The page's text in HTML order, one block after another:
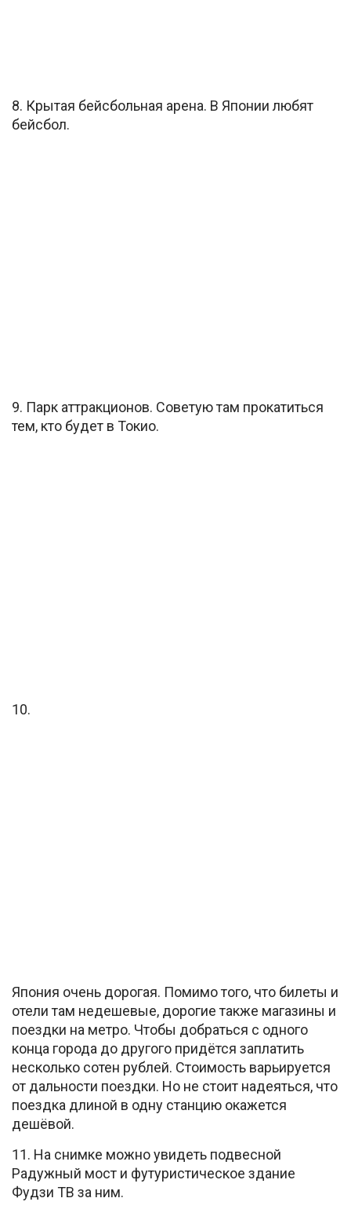
8. Крытая бейсбольная арена. В Японии любят
бейсбол.
9. Парк аттракционов. Советую там прокатиться
тем, кто будет в Токио.
10.
Япония очень дорогая. Помимо того, что билеты и
отели там недешевые, дорогие также магазины и
поездки на метро. Чтобы добраться с одного
конца города до другого придётся заплатить
несколько сотен рублей. Стоимость варьируется
от дальности поездки. Но не стоит надеяться, что
поездка длиной в одну станцию окажется
дешёвой.
11. На снимке можно увидеть подвесной
Радужный мост и футуристическое здание
Фудзи ТВ за ним.